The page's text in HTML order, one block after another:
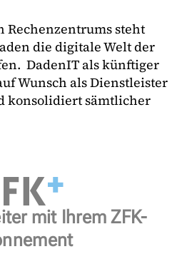
Rechenzentrums steht
die digitale Welt der
DadenIT als künftiger
Wunsch als Dienstleister
konsolidiert sämtlicher
mit Ihrem ZFK-